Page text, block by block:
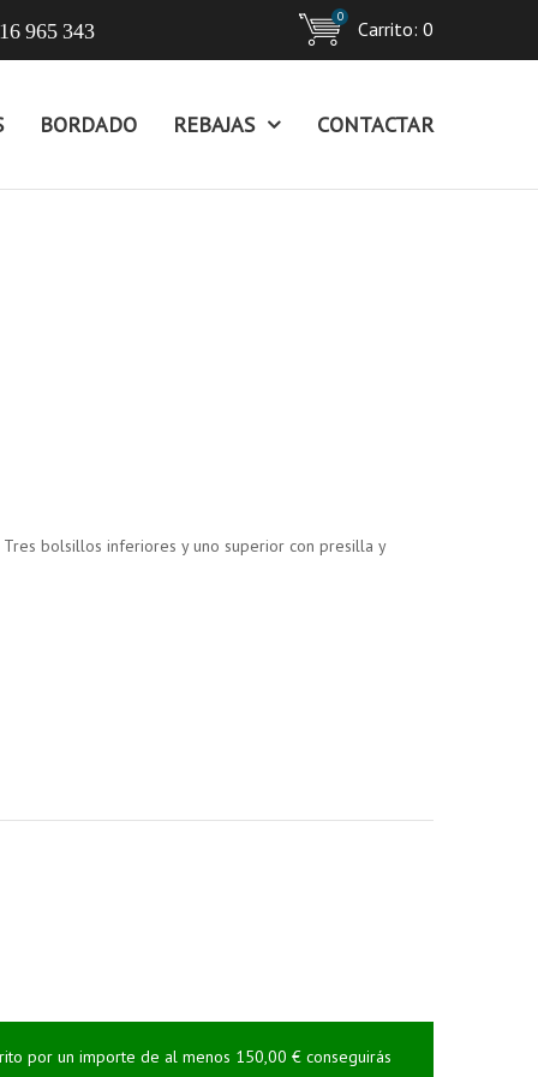
Carrito:
0
0
965 343
BORDADO REBAJAS CONTACTAR
bolsillos inferiores y uno superior con presilla y
por un importe de al menos 150,00 € conseguirás